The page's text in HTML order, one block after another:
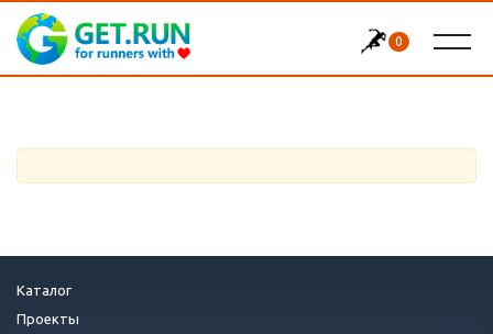
0
Каталог
Проекты